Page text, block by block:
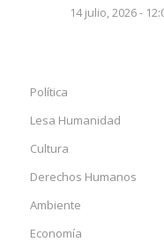
14 julio, 2026 -
Política
Lesa Humanidad
Cultura
Derechos Humanos
Ambiente
Economía